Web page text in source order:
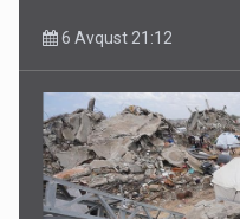
6 Avqust 21:12